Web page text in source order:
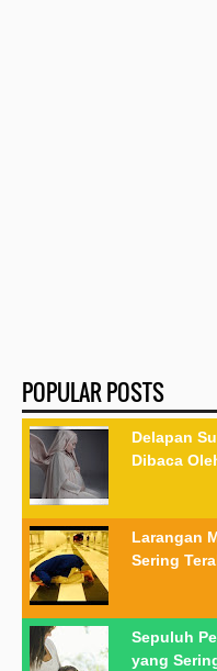
POPULAR POSTS
Delapan
Dibaca
Larangan
Sering
Sepuluh
yang